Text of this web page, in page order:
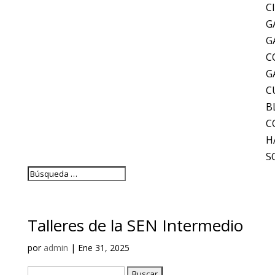
Talleres de la SEN Intermedio
por admin | Ene 31, 2025